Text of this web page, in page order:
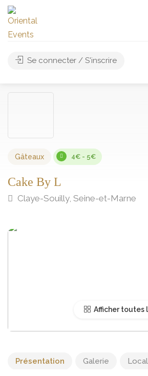
Se connecter / S'inscrire
Gâteaux 4€ - 5€
Cake By L
Claye-Souilly, Seine-et-Marne
Afficher toutes
Présentation Galerie